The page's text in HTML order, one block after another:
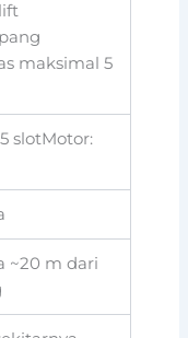
maksimal 5
slotMotor:
~20 m dari